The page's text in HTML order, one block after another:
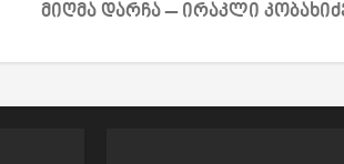
მიღმა დარჩა – ირაკლი